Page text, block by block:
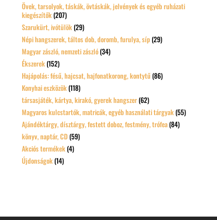
Övek, tarsolyok, táskák, övtáskák, jelvények és egyéb ruházati
kiegészítők (207)
Szarukürt, ivótülök (29)
Népi hangszerek, táltos dob, doromb, furulya, síp (29)
Magyar zászló, nemzeti zászló (34)
Ékszerek (152)
Hajápolás: fésű, hajcsat, hajfonatkorong, kontytű (86)
Konyhai eszközök (118)
társasjáték, kártya, kirakó, gyerek hangszer (62)
Magyaros kulcstartók, matricák, egyéb használati tárgyak (55)
Ajándéktárgy, dísztárgy, festett doboz, festmény, trófea (84)
könyv, naptár, CD (59)
Akciós termékek (4)
Újdonságok (14)